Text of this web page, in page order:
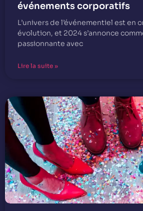
événements corporatifs
L’univers de l’événementiel est en
évolution, et 2024 s’annonce
passionnante avec
Lire la suite »